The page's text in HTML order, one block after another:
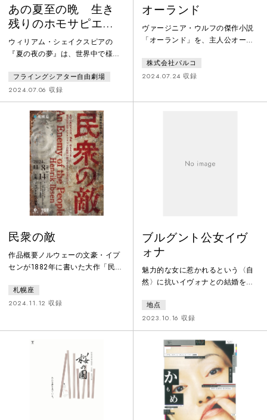
あの夏至の晩 生き
残りのホモサピエン
スは終わらない夢を
見た
ウィリアム・シェイクスピアの
『夏の夜の夢』は、世界中で様々
ンス、オペラ、音楽にも翻案され
てきた。魅力的な登場人物たちが
織りなすユーモラスなファンタジ
ードラマ。串田和美はこれまで同
作の演出を1979年、94年、2005
年と三度手がけてきたが、今回は
出自の全く異なる8 人の俳優だけ
で、独特の発想で偉大なる原作の
中に入り込み、解体し、見知ら
ぬ、或いは極く身近な人類が共有
フライングシアター自由劇場
2024.07.06 収録
オーランド
ヴァージニア・ウルフの傑作小説
「オーランド」を、主人公オーラ
郎の翻案、栗山民也の演出で新た
に舞台化！数奇な運命を辿りなが
え、自由にしなやかに真の自分を
株式会社パルコ
2024.07.24 収録
民衆の敵
作品概要ノルウェーの文豪・イプ
センが1882年に書いた大作「民衆
の正義を圧し潰す。世論に抗い、
多数派を否定し、科学的事実に基
を、斎藤歩の新演出と音楽、イデ
ビアン・クルーの井手茂太を振付
に迎え、ジョブキタ北八劇場で上
札幌座
2024.11.12 収録
ブルグント公女イヴ
ォナ
魅力的な女に惹かれるという〈自
然〉に抗いイヴォナとの結婚を切
じれたゴンブローヴィチ流愛の物
語の主人公を演じるのは、オーデ
ィションを経て出演を決めた共に
二十歳の若いふたり。リズムとエ
ネルギー溢れる地点の新しいレパ
ートリーとなった。真空パックさ
れた古典劇が息を吹き返し、軽や
かなステップを踏みながら悲劇へ
加速していく物語に、ヴァツワ
フ・ジンペルの音楽が伴走する。
地点
2023.10.16 収録